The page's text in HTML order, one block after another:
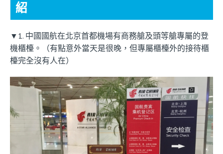
紹
▼1. 中國國航在北京首都機場有商務艙及頭等艙專屬的登
機櫃檯。（有點意外當天是很晚，但專屬櫃檯外的接待櫃
檯完全沒有人在）